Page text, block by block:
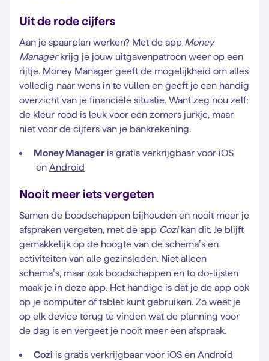
Uit de rode cijfers
Aan je spaarplan werken? Met de app Money
Managerkrijg je jouw uitgavenpatroon weer op een
rijtje. Money Manager geeft de mogelijkheid om alles
volledig naar wens in te vullen en geeft je een handig
overzicht van je financiële situatie. Want zeg nou zelf;
de kleur rood is leuk voor een zomers jurkje, maar
niet voor de cijfers van je bankrekening.
Money Manageris gratis verkrijgbaar voor iOS
en Android
Nooit meer iets vergeten
Samen de boodschappen bijhouden en nooit meer je
afspraken vergeten, met de app Cozikan dit. Je blijft
gemakkelijk op de hoogte van de schema’s en
activiteiten van alle gezinsleden. Niet alleen
schema’s, maar ook boodschappen en to do-lijsten
maak je in deze app. Het handige is dat je de app ook
op je computer of tablet kunt gebruiken. Zo weet je
op elk device terug te vinden wat de planning voor
de dag is en vergeet je nooit meer een afspraak.
Cozi is gratis verkrijgbaar voor iOS en Android